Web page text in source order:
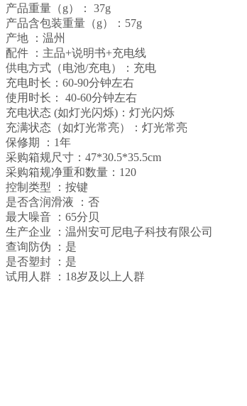
产品重量（g）： 37g
产品含包装重量（g）：57g
产地 ：温州
配件 ：主品+说明书+充电线
供电方式（电池/充电）：充电
充电时长：60-90分钟左右
使用时长： 40-60分钟左右
充电状态 (如灯光闪烁)：灯光闪烁
充满状态（如灯光常亮）：灯光常亮
保修期 ：1年
采购箱规尺寸：47*30.5*35.5cm
采购箱规净重和数量：120
控制类型 ：按键
是否含润滑液 ：否
最大噪音 ：65分贝
生产企业 ：温州安可尼电子科技有限公司
查询防伪 ：是
是否塑封 ：是
试用人群 ：18岁及以上人群